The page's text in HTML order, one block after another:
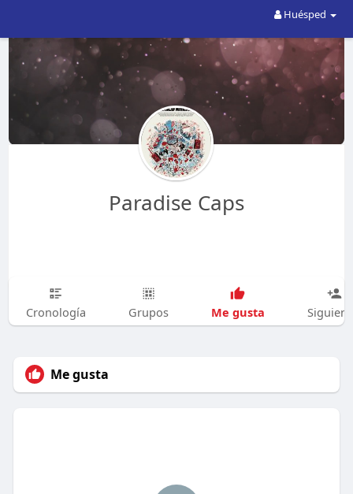
Huésped
Paradise Caps
Cronología Grupos Me gusta
Me gusta